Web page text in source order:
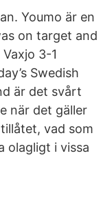
Youmo är en
on target and
3-1
Swedish
är det svårt
när det gäller
vad som
olagligt i vissa